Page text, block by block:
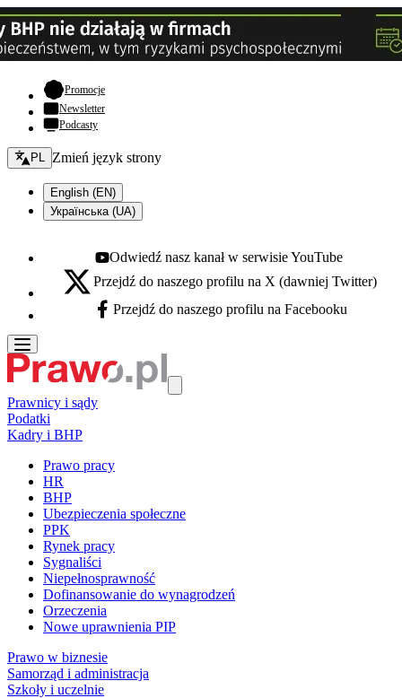
Promocje- otwiera się w nowej karcie
Newsletter
Podcasty
Zmień język - bieżący:
PL Zmień język strony
English (EN)
Українська (UA)
Youtube - otwiera się w nowej karcie
Odwiedź nasz kanał w serwisie YouTube
X - otwiera się w nowej karcie
Przejdź do naszego profilu na X (dawniej Twitter)
Facebook - otwiera się w nowej karcie
Przejdź do naszego profilu na Facebooku
Prawnicy i sądy
Podatki
Kadry i BHP
Prawo pracy
HR
BHP
Ubezpieczenia społeczne
PPK
Rynek pracy
Sygnaliści
Niepełnosprawność
Dofinansowanie do wynagrodzeń
Orzeczenia
Nowe uprawnienia PIP
Prawo w biznesie
Samorząd i administracja
Szkoły i uczelnie